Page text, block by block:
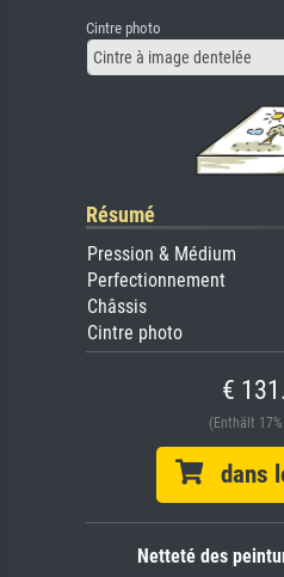
Cintre photo
Cintre à image dentelée
Résumé
Pression & Médium
Perfectionnement
Châssis
Cintre photo
€
(Enthält
dans
Netteté des